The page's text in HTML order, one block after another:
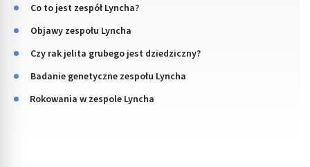
Co to jest zespół Lyncha?
Objawy zespołu Lyncha
Czy rak jelita grubego jest dziedziczny?
Badanie genetyczne zespołu Lyncha
Rokowania w zespole Lyncha